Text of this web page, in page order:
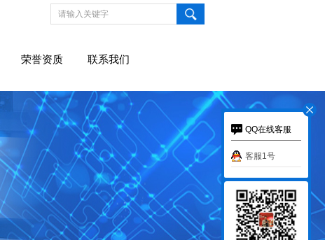
荣誉资质 联系我们
QQ在线客服
客服1号